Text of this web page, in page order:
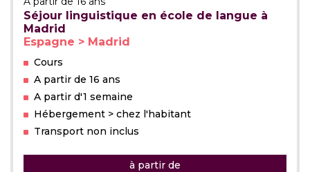
Séjour linguistique en école de langue à
Madrid
Espagne > Madrid
Cours
A partir de 16 ans
A partir d'1 semaine
Hébergement > chez l'habitant
Transport non inclus
à partir de